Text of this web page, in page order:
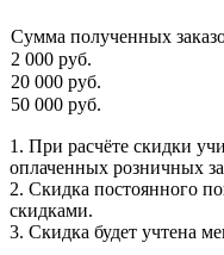
Сумма полученных
2 000 руб.
20 000 руб.
50 000 руб.
1. При расчёте скидки
оплаченных розничных
2. Скидка постоянного
скидками.
3. Скидка будет учтена